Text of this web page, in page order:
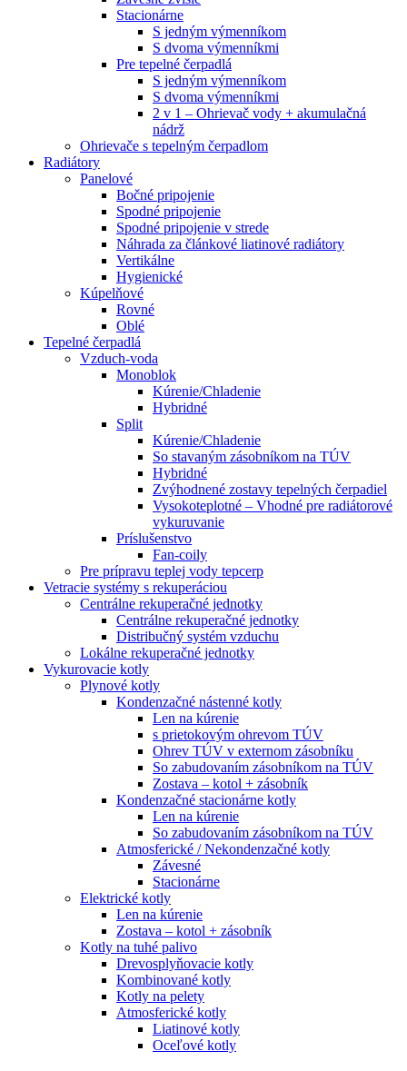
Stacionárne
S jedným výmenníkom
S dvoma výmenníkmi
Pre tepelné čerpadlá
S jedným výmenníkom
S dvoma výmenníkmi
2 v 1 – Ohrievač vody + akumulačná
nádrž
Ohrievače s tepelným čerpadlom
Radiátory
Panelové
Bočné pripojenie
Spodné pripojenie
Spodné pripojenie v strede
Náhrada za článkové liatinové radiátory
Vertikálne
Hygienické
Kúpelňové
Rovné
Oblé
Tepelné čerpadlá
Vzduch-voda
Monoblok
Kúrenie/Chladenie
Hybridné
Split
Kúrenie/Chladenie
So stavaným zásobníkom na TÚV
Hybridné
Zvýhodnené zostavy tepelných čerpadiel
Vysokoteplotné – Vhodné pre radiátorové
vykuruvanie
Príslušenstvo
Fan-coily
Pre prípravu teplej vody tepcerp
Vetracie systémy s rekuperáciou
Centrálne rekuperačné jednotky
Centrálne rekuperačné jednotky
Distribučný systém vzduchu
Lokálne rekuperačné jednotky
Vykurovacie kotly
Plynové kotly
Kondenzačné nástenné kotly
Len na kúrenie
s prietokovým ohrevom TÚV
Ohrev TÚV v externom zásobníku
So zabudovaním zásobníkom na TÚV
Zostava – kotol + zásobník
Kondenzačné stacionárne kotly
Len na kúrenie
So zabudovaním zásobníkom na TÚV
Atmosferické / Nekondenzačné kotly
Závesné
Stacionárne
Elektrické kotly
Len na kúrenie
Zostava – kotol + zásobník
Kotly na tuhé palivo
Drevosplyňovacie kotly
Kombinované kotly
Kotly na pelety
Atmosferické kotly
Liatinové kotly
Oceľové kotly